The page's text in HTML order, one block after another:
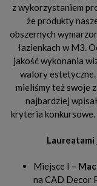
z wykorzystaniem
że produkty
obszernych
łazienkach w M3.
jakość wykonania
walory
mieliśmy też swoje
najbardziej
kryteria konkursowe.
Laureatami
Miejsce I –
na CAD Decor